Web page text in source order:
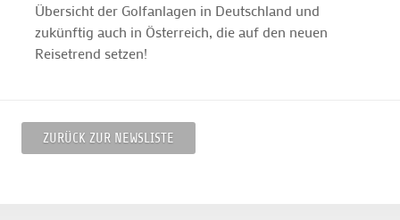
Übersicht der Golfanlagen in Deutschland und
zukünftig auch in Österreich, die auf den neuen
Reisetrend setzen!
ZURÜCK ZUR NEWSLISTE